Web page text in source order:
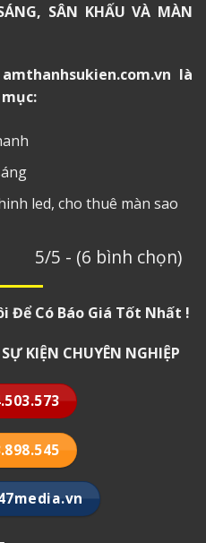
SÂN KHẤU VÀ MÀN
là
led, cho thuê màn sao
5/5 - (6 bình chọn)
Để Có Báo Giá Tốt Nhất !
KIỆN CHUYÊN NGHIỆP